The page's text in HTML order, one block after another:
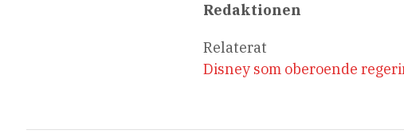
Redaktionen
Relaterat
Disney som oberoende